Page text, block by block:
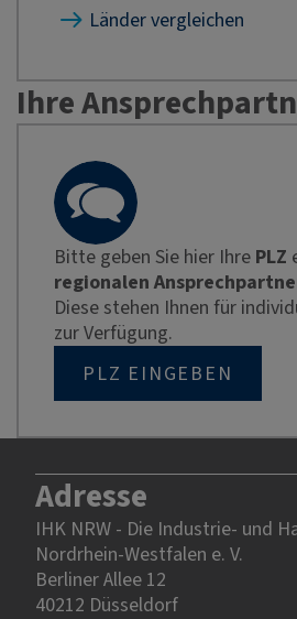
Länder vergleichen
Ihre
Bitte geben Sie hier Ihre PLZ
regionalen
Diese stehen Ihnen für
zur Verfügung.
PLZ EINGEBEN
Adresse
IHK NRW - Die Industrie- und
Nordrhein-Westfalen e. V.
Berliner Allee 12
40212 Düsseldorf